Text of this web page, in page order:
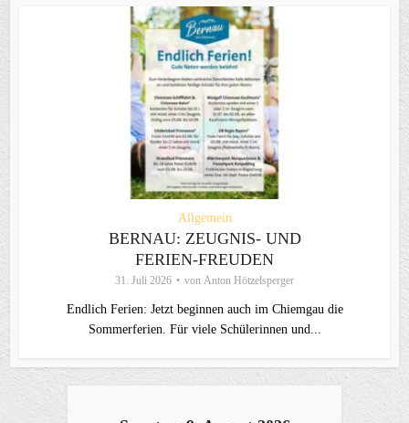
Allgemein
BERNAU: ZEUGNIS- UND
FERIEN-FREUDEN
31. Juli 2026 von Anton Hötzelsperger
Endlich Ferien: Jetzt beginnen auch im Chiemgau die
Sommerferien. Für viele Schülerinnen und...